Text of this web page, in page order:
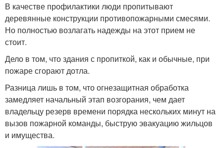
В качестве профилактики люди пропитывают
деревянные конструкции противопожарными смесями.
Но полностью возлагать надежды на этот прием не
стоит.
Дело в том, что здания с пропиткой, как и обычные, при
пожаре сгорают дотла.
Разница лишь в том, что огнезащитная обработка
замедляет начальный этап возгорания, чем дает
владельцу резерв времени порядка нескольких минут на
вызов пожарной команды, быструю эвакуацию жильцов
и имущества.